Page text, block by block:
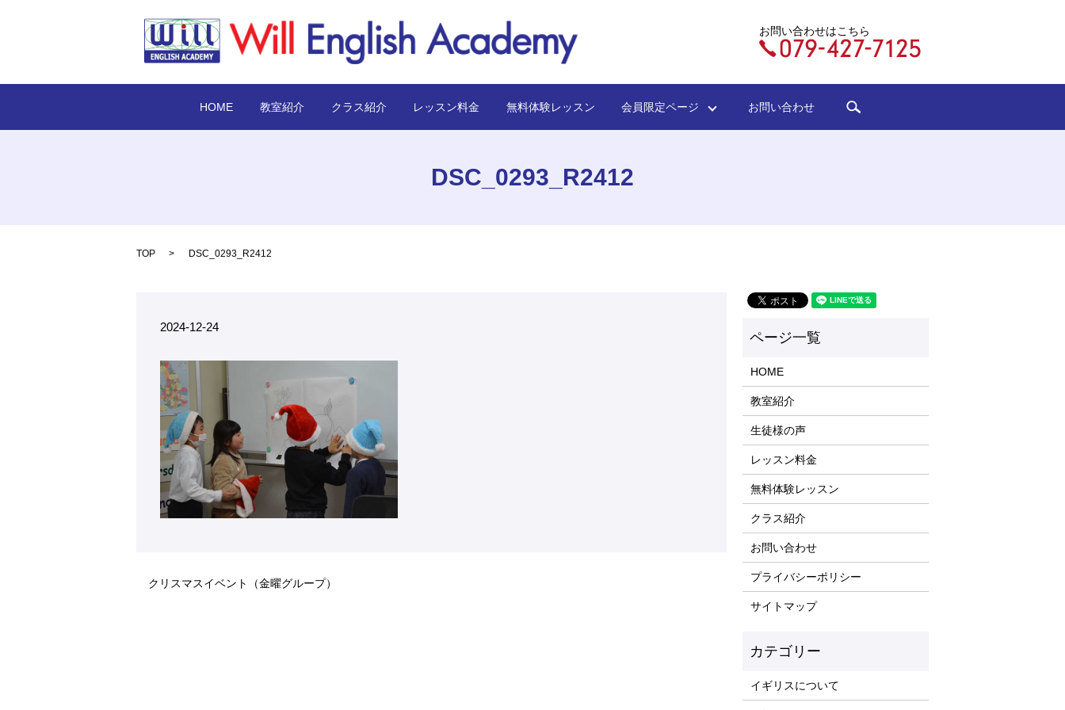
お問い合わせはこちら
HOME 教室紹介 クラス紹介 レッスン料金 無料体験レッスン 会員限定ページ お問い合わせ
DSC_0293_R2412
TOP DSC_0293_R2412
2024-12-24
クリスマスイベント（金曜グループ）
HOME
教室紹介
生徒様の声
レッスン料金
無料体験レッスン
クラス紹介
お問い合わせ
プライバシーポリシー
サイトマップ
イギリスについて